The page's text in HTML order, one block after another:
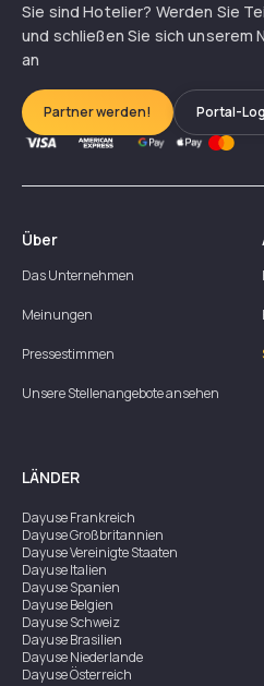
Sie sind Hotelier? Werden Sie
und schließen Sie sich unserem
an
Partner werden! Portal-
Über
Das Unternehmen
Meinungen
Pressestimmen
Unsere Stellenangebote ansehen
LÄNDER
DayuseFrankreich
DayuseGroßbritannien
DayuseVereinigte Staaten
DayuseItalien
DayuseSpanien
DayuseBelgien
DayuseSchweiz
DayuseBrasilien
DayuseNiederlande
DayuseÖsterreich